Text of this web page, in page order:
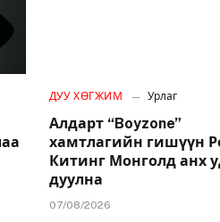
ДУУ ХӨГЖИМ Урлаг
Алдарт “Boyzone”
хамтлагийн гишүүн
Китинг Монголд анх
дуулна
07/08/2026